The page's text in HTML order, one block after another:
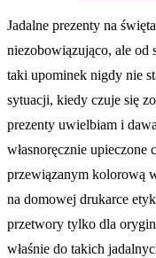
Jadalne prezenty na
niezobowiązująco, ale
taki upominek nigdy nie
sytuacji, kiedy czuje się
prezenty uwielbiam i
własnoręcznie upieczone
przewiązanym kolorową
na domowej drukarce
przetwory tylko dla
właśnie do takich